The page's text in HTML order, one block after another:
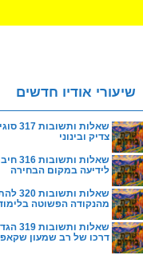
שיעורי אודיו חדשים
שאלות ותשובות
צדיק ובינוני
שאלות ותשובות
לידיעה במקום הבחירה
שאלות
מהנקודה הפשוטה
שאלות
דרכו של רב שמעון שקאפ